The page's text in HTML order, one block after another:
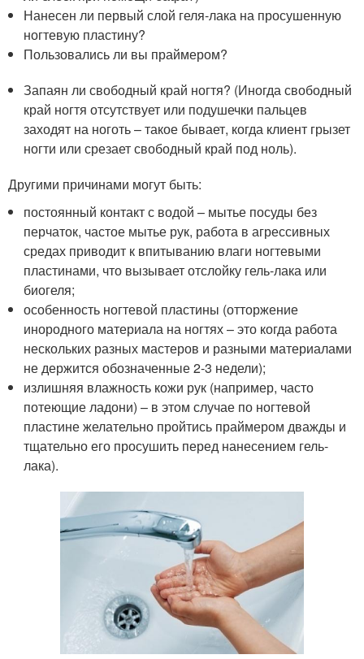
Нанесен ли первый слой геля-лака на просушенную
ногтевую пластину?
Пользовались ли вы праймером?
Запаян ли свободный край ногтя? (Иногда свободный
край ногтя отсутствует или подушечки пальцев
заходят на ноготь – такое бывает, когда клиент грызет
ногти или срезает свободный край под ноль).
Другими причинами могут быть:
постоянный контакт с водой – мытье посуды без
перчаток, частое мытье рук, работа в агрессивных
средах приводит к впитыванию влаги ногтевыми
пластинами, что вызывает отслойку гель-лака или
биогеля;
особенность ногтевой пластины (отторжение
инородного материала на ногтях – это когда работа
нескольких разных мастеров и разными материалами
не держится обозначенные 2-3 недели);
излишняя влажность кожи рук (например, часто
потеющие ладони) – в этом случае по ногтевой
пластине желательно пройтись праймером дважды и
тщательно его просушить перед нанесением гель-
лака).